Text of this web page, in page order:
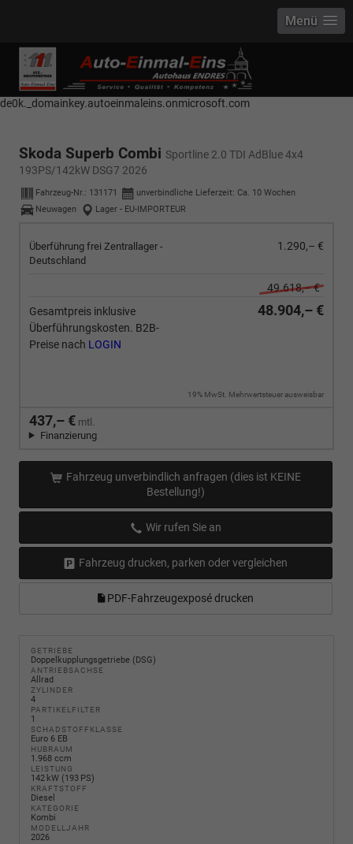
------------ Host Name : selector1._domainkey Points to address or value:
selector1-aee-de0k._domainkey.autoeinmaleins.onmicrosoft.com Host
Name : selector2._domainkey Points to address or value: selector2-aee-
de0k._domainkey.autoeinmaleins.onmicrosoft.com
Menü
Skoda Superb Combi Sportline 2.0 TDI AdBlue 4x4
193PS/142kW DSG7 2026
Fahrzeug-Nr.: 131171
unverbindliche Lieferzeit: Ca. 10 Wochen
Neuwagen
Lager - EU-IMPORTEUR
Überführung frei Zentrallager -
Deutschland
1.290,– €
49.618,– €
Gesamtpreis inklusive
Überführungskosten. B2B-
Preise nach LOGIN
48.904,– €
19% MwSt. Mehrwertsteuer ausweisbar
437,– € mtl.
Finanzierung
Fahrzeug unverbindlich anfragen (dies ist KEINE
Bestellung!)
Wir rufen Sie an
Fahrzeug drucken, parken oder vergleichen
PDF-Fahrzeugexposé drucken
GETRIEBE
Doppelkupplungsgetriebe (DSG)
ANTRIEBSACHSE
Allrad
ZYLINDER
4
PARTIKELFILTER
1
SCHADSTOFFKLASSE
Euro 6 EB
HUBRAUM
1.968 ccm
LEISTUNG
142 kW (193 PS)
KRAFTSTOFF
Diesel
KATEGORIE
Kombi
MODELLJAHR
2026